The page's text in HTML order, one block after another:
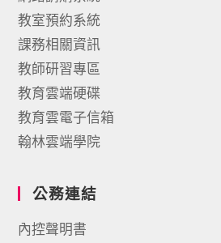
教室預約系統
課務相關資訊
教師研習專區
教育雲端硬碟
教育雲電子信箱
翰林雲端學院
公務連結
內控聲明書